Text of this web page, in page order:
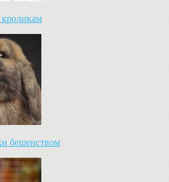
кроликам
бешенством